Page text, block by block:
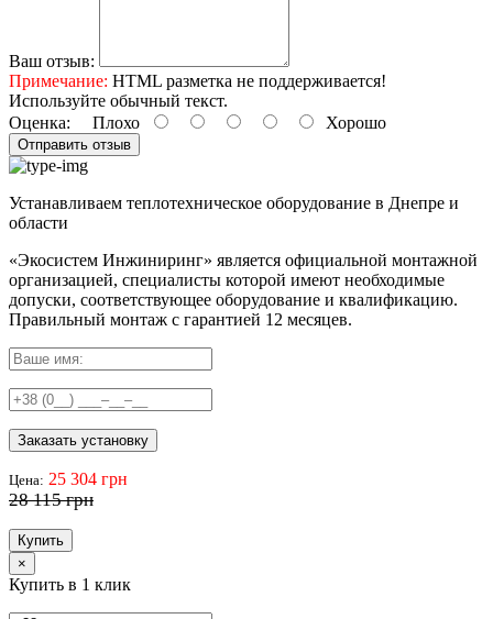
Ваш отзыв:
Примечание: HTML разметка не поддерживается!
Используйте обычный текст.
Оценка: Плохо Хорошо
Отправить отзыв
Устанавливаем теплотехническое оборудование в Днепре и
области
«Экосистем Инжиниринг» является официальной монтажной
организацией, специалисты которой имеют необходимые
допуски, соответствующее оборудование и квалификацию.
Правильный монтаж с гарантией 12 месяцев.
Заказать установку
Цена: 25 304 грн
28 115 грн
Купить
×
Купить в 1 клик